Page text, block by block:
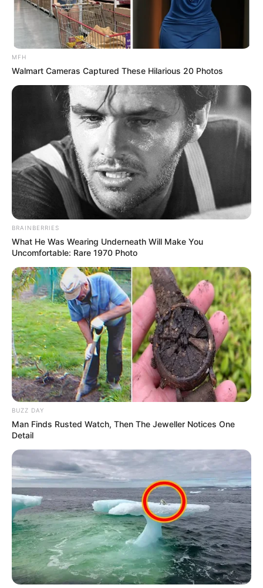
foto: instagram/graciaz14)
4. Wajahnya memang sudah cantik sejak kecil
5. Sangat cocok dengan gaya rambut lurus yang tergerai
MFH
Walmart Cameras Captured These Hilarious 20 Photos
BRAINBERRIES
What He Was Wearing Underneath Will Make You
Uncomfortable: Rare 1970 Photo
BUZZ DAY
Man Finds Rusted Watch, Then The Jeweller Notices One
Detail